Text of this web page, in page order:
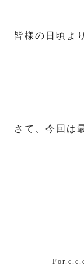
皆様の日頃よ
さて、今回は